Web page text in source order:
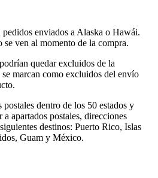
pedidos enviados a Alaska o Hawái.
ven al momento de la compra.
quedar excluidos de la
marcan como excluidos del envío
dentro de los 50 estados y
apartados postales, direcciones
destinos: Puerto Rico, Islas
Guam y México.